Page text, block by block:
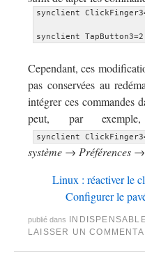
synclient
Cependant, ces
pas conservées au
intégrer ces commandes
peut, par
synclient
système → Préférences
Linux : réactiver le
Configurer le
publié dans
LAISSER UN